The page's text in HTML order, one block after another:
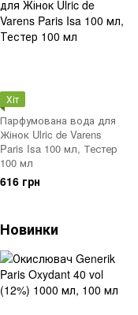
Хіт
Парфумована вода для
Жінок Ulric de Varens
Paris Isa 100 мл, Тестер
100 мл
616 грн
Новинки